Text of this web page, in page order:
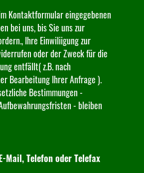
Kontaktformular eingegebenen
bei uns, bis Sie uns zur
Ihre Einwiliigung zur
oder der Zweck für die
entfällt( z.B. nach
Bearbeitung Ihrer Anfrage ).
Bestimmungen -
- bleiben
Mail, Telefon oder Telefax